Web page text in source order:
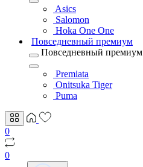
Asics
Salomon
Hoka One One
Повседневный премиум
Повседневный премиум
Premiata
Onitsuka Tiger
Puma
0
0